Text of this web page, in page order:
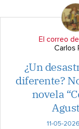
El correo
Carlos
¿Un
diferente?
novela
11-05-